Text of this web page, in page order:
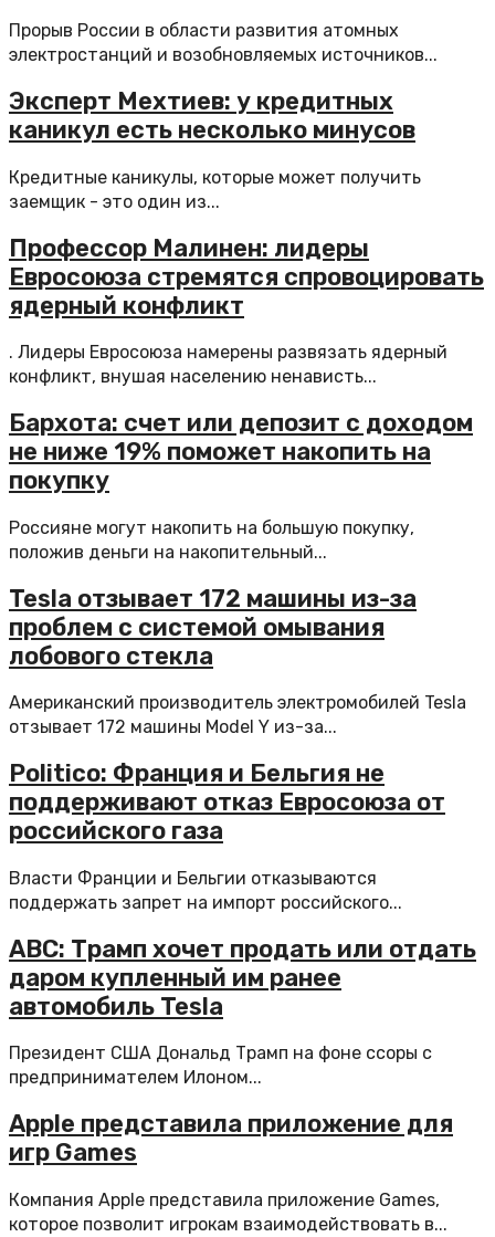
Прорыв России в области развития атомных
электростанций и возобновляемых источников...
Эксперт Мехтиев: у кредитных
каникул есть несколько минусов
Кредитные каникулы, которые может получить
заемщик - это один из...
Профессор Малинен: лидеры
Евросоюза стремятся спровоцировать
ядерный конфликт
. Лидеры Евросоюза намерены развязать ядерный
конфликт, внушая населению ненависть...
Бархота: счет или депозит с доходом
не ниже 19% поможет накопить на
покупку
Россияне могут накопить на большую покупку,
положив деньги на накопительный...
Tesla отзывает 172 машины из-за
проблем с системой омывания
лобового стекла
Американский производитель электромобилей Tesla
отзывает 172 машины Model Y из-за...
Politico: Франция и Бельгия не
поддерживают отказ Евросоюза от
российского газа
Власти Франции и Бельгии отказываются
поддержать запрет на импорт российского...
ABC: Трамп хочет продать или отдать
даром купленный им ранее
автомобиль Tesla
Президент США Дональд Трамп на фоне ссоры с
предпринимателем Илоном...
Apple представила приложение для
игр Games
Компания Apple представила приложение Games,
которое позволит игрокам взаимодействовать в...